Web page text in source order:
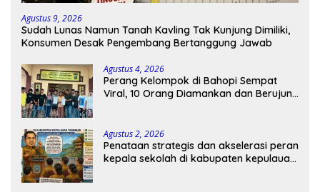
Agustus 9, 2026
Sudah Lunas Namun Tanah Kavling Tak Kunjung Dimiliki,
Konsumen Desak Pengembang Bertanggung Jawab
Agustus 4, 2026
Perang Kelompok di Bahopi Sempat
Viral, 10 Orang Diamankan dan Berujung
Agustus 2, 2026
Penataan strategis dan akselerasi peran
kepala sekolah di kabupaten kepulauan